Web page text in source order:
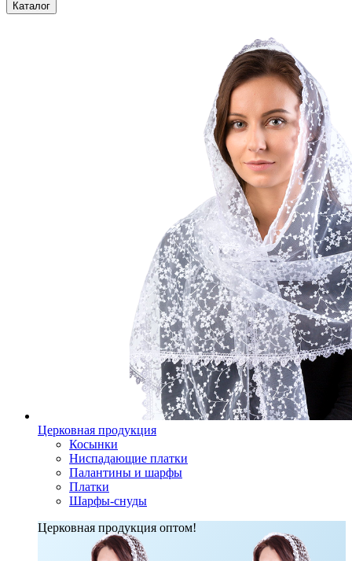
Каталог
Церковная продукция
Косынки
Ниспадающие платки
Палантины и шарфы
Платки
Шарфы-снуды
Церковная продукция оптом!